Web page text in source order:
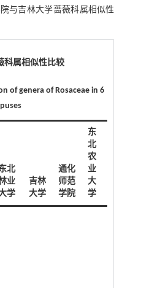
与吉林大学蔷薇科属相似性
科属相似性比较
of genera of Rosaceae in 6
北
业
学
吉林
大学
通化
师范
学院
东
北
农
业
大
学